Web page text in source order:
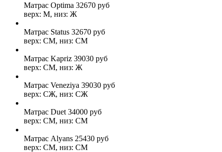
Матрас Optima 32670 руб
верх: М, низ: Ж
Матрас Status 32670 руб
верх: СМ, низ: СМ
Матрас Kapriz 39030 руб
верх: СМ, низ: Ж
Матрас Veneziya 39030 руб
верх: СЖ, низ: СЖ
Матрас Duet 34000 руб
верх: СМ, низ: СМ
Матрас Alyans 25430 руб
верх: СМ, низ: СМ